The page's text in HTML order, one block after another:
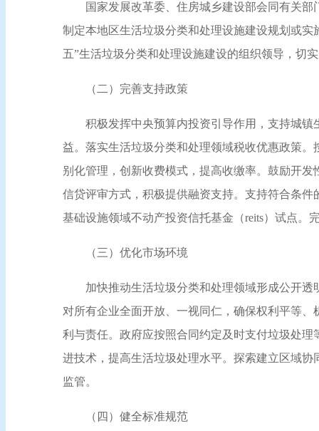
国家发展改革委、住房城乡建设部会同有关
制定本地区生活垃圾分类和处理设施建设规划或
五”生活垃圾分类和处理设施建设的组织领导，切
（二）完善支持政策
积极发挥中央预算内投资引导作用，支持城
益。落实生活垃圾分类和处理领域税收优惠政策
别化管理，创新收费模式，提高收缴率。鼓励开
信贷评审方式，积极提供融资支持。支持符合条
基础设施领域不动产投资信托基金（reits）试点。
（三）优化市场环境
加快推动生活垃圾分类和处理领域形成公开
对所有企业全面开放、一视同仁，确保权利平等
利与责任。政府应按照合同约定及时支付垃圾处
进技术，提高生活垃圾处理水平。探索建立区域
监管。
（四）健全标准规范